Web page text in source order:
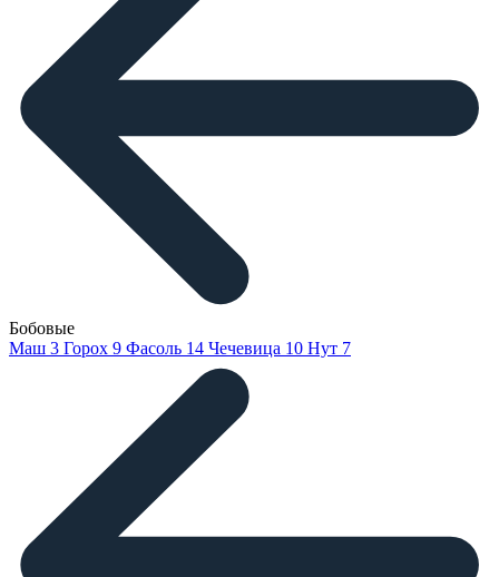
Бобовые
Маш 3 Горох 9 Фасоль 14 Чечевица 10 Нут 7